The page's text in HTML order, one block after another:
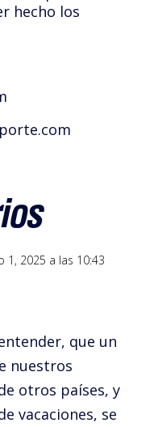
hecho los
1, 2025 a las 10:43
que un
nuestros
otros países, y
vacaciones, se